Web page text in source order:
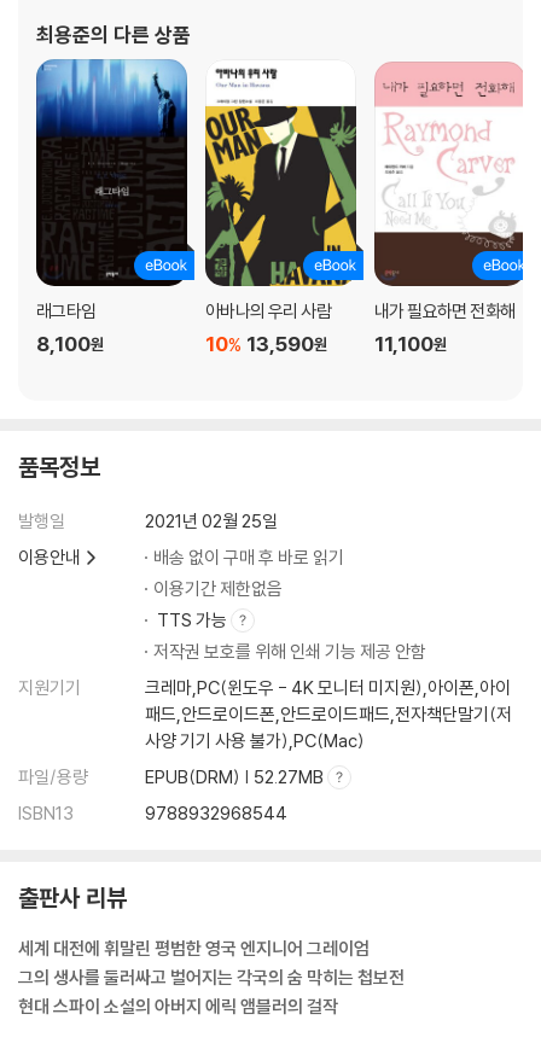
자》로 제17회 과학 기술 도서상 번역 부
최용준의 다른 상품
래그타임
8,100원
아바나의 우리 사람
13,590원
10%
내가 필요하면 전화해
11,100원
품목정보
발행일
2021년 02월 25일
이용안내
배송 없이 구매 후 바로 읽기
이용기간 제한없음
TTS 가능
저작권 보호를 위해 인쇄 기능 제공 안함
지원기기
크레마,PC(윈도우 - 4K 모니터 미지원),아이폰,아이
패드,안드로이드폰,안드로이드패드,전자책단말기(저
사양 기기 사용 불가),PC(Mac)
파일/용량
EPUB(DRM) | 52.27MB
ISBN13
9788932968544
출판사 리뷰
세계 대전에 휘말린 평범한 영국 엔지니어 그레이엄
그의 생사를 둘러싸고 벌어지는 각국의 숨 막히는 첩보전
현대 스파이 소설의 아버지 에릭 앰블러의 걸작